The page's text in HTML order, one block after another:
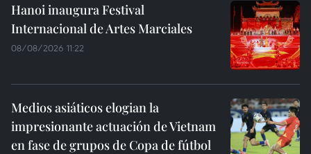
Hanoi inaugura Festival
Internacional de Artes Marciales
08/08/2026 11:22
Medios asiáticos elogian la
impresionante actuación de Vietnam
en fase de grupos de Copa de fútbol